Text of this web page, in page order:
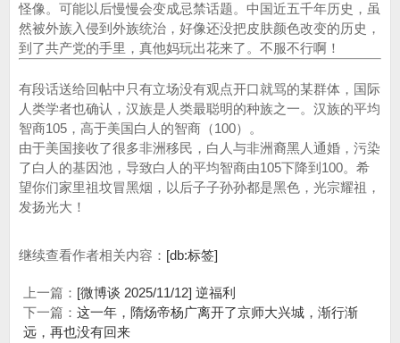
怪像。可能以后慢慢会变成忌禁话题。中国近五千年历史，虽
然被外族入侵到外族统治，好像还没把皮肤颜色改变的历史，
到了共产党的手里，真他妈玩出花来了。不服不行啊！
有段话送给回帖中只有立场没有观点开口就骂的某群体，国际
人类学者也确认，汉族是人类最聪明的种族之一。汉族的平均
智商105，高于美国白人的智商（100）。
由于美国接收了很多非洲移民，白人与非洲裔黑人通婚，污染
了白人的基因池，导致白人的平均智商由105下降到100。希
望你们家里祖坟冒黑烟，以后子子孙孙都是黑色，光宗耀祖，
发扬光大！
继续查看作者相关内容： [db:标签]
上一篇： [微博谈 2025/11/12] 逆福利
下一篇： 这一年，隋炀帝杨广离开了京师大兴城，渐行渐
远，再也没有回来